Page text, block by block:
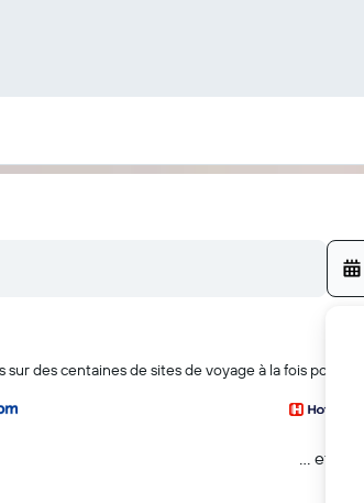
sur des centaines de sites de voyage à la fois pour
… et plus